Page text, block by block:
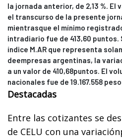
la jornada anterior, de 2,13 %. El
el transcurso de la presente
mientrasque el mínimo
intradiario fue de 413,60 puntos.
índice M.AR que representa
deempresas argentinas, la
a un valor de 410,68puntos. El
nacionales fue de 19.167.558
Destacadas
Entre las cotizantes se
de CELU con una